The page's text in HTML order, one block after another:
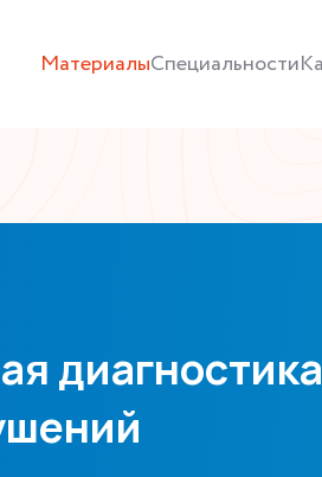
МатериалыСпециальности
диагностика